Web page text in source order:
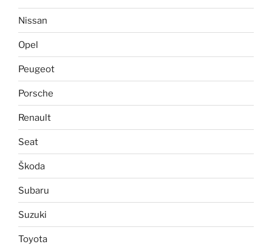
Nissan
Opel
Peugeot
Porsche
Renault
Seat
Škoda
Subaru
Suzuki
Toyota